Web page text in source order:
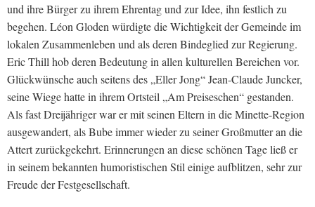
und ihre Bürger zu ihrem Ehrentag und zur Idee, ihn festlich zu
begehen. Léon Gloden würdigte die Wichtigkeit der Gemeinde im
lokalen Zusammenleben und als deren Bindeglied zur Regierung.
Eric Thill hob deren Bedeutung in allen kulturellen Bereichen vor.
Glückwünsche auch seitens des „Eller Jong“ Jean-Claude Juncker,
seine Wiege hatte in ihrem Ortsteil „Am Preiseschen“ gestanden.
Als fast Dreijähriger war er mit seinen Eltern in die Minette-Region
ausgewandert, als Bube immer wieder zu seiner Großmutter an die
Attert zurückgekehrt. Erinnerungen an diese schönen Tage ließ er
in seinem bekannten humoristischen Stil einige aufblitzen, sehr zur
Freude der Festgesellschaft.